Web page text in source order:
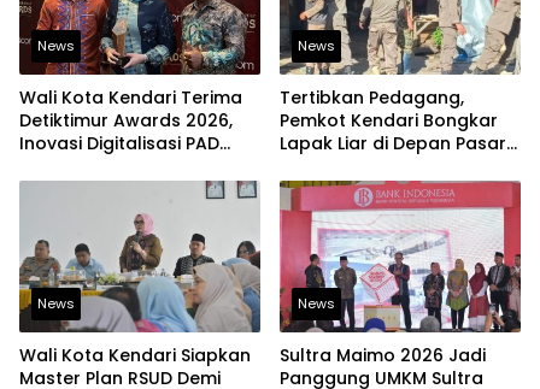
News
Wali Kota Kendari Terima
Detiktimur Awards 2026,
Inovasi Digitalisasi PAD
News
Tertibkan Pedagang,
Pemkot Kendari Bongkar
Lapak Liar di Depan Pasar
News
Wali Kota Kendari Siapkan
Master Plan RSUD Demi
News
Sultra Maimo 2026 Jadi
Panggung UMKM Sultra